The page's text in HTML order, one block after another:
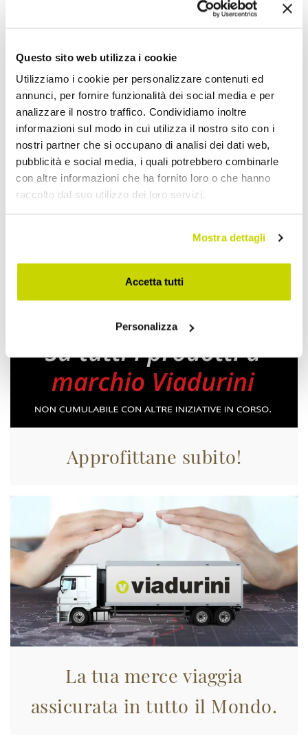
Questo sito web utilizza i cookie
Utilizziamo i cookie per personalizzare contenuti ed
annunci, per fornire funzionalità dei social media e per
analizzare il nostro traffico. Condividiamo inoltre
informazioni sul modo in cui utilizza il nostro sito con i
nostri partner che si occupano di analisi dei dati web,
pubblicità e social media, i quali potrebbero combinarle
con altre informazioni che ha fornito loro o che hanno
raccolto dal suo utilizzo dei loro servizi.
Mostra dettagli
Accetta tutti
Personalizza
Invia la tua opinione su questo prodotto
Condividi
Mobili Bagno a Terra
Approfittane subito!
La tua merce viaggia
assicurata in tutto il Mondo.